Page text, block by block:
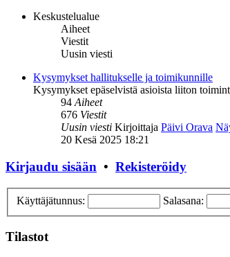
Keskustelualue
Aiheet
Viestit
Uusin viesti
Kysymykset hallitukselle ja toimikunnille
Kysymykset epäselvistä asioista liiton
94Aiheet
676 Viestit
Uusin viesti Kirjoittaja Päivi Orava
20 Kesä 2025 18:21
Kirjaudu sisään • Rekisteröidy
Käyttäjätunnus: Salasana:
Tilastot